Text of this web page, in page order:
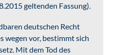
geltenden Fassung).
deutschen Recht
wegen vor, bestimmt sich
Mit dem Tod des